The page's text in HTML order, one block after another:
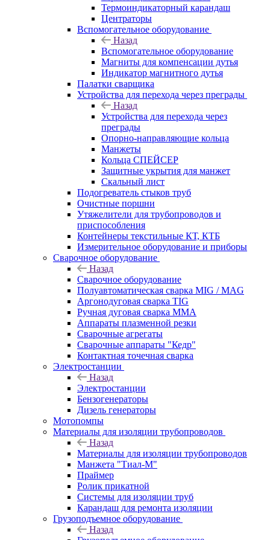
Термоиндикаторный карандаш
Центраторы
Вспомогательное оборудование
Назад
Вспомогательное оборудование
Магниты для компенсации дутья
Индикатор магнитного дутья
Палатки сварщика
Устройства для перехода через преграды
Назад
Устройства для перехода через
преграды
Опорно-направляющие кольца
Манжеты
Кольца СПЕЙСЕР
Защитные укрытия для манжет
Скальный лист
Подогреватель стыков труб
Очистные поршни
Утяжелители для трубопроводов и
приспособления
Контейнеры текстильные КТ, КТБ
Измерительное оборудование и приборы
Сварочное оборудование
Назад
Сварочное оборудование
Полуавтоматическая сварка MIG / MAG
Аргонодуговая сварка TIG
Ручная дуговая сварка ММА
Аппараты плазменной резки
Сварочные агрегаты
Сварочные аппараты "Кедр"
Контактная точечная сварка
Электростанции
Назад
Электростанции
Бензогенераторы
Дизель генераторы
Мотопомпы
Материалы для изоляции трубопроводов
Назад
Материалы для изоляции трубопроводов
Манжета "Тиал-М"
Праймер
Ролик прикатной
Системы для изоляции труб
Карандаш для ремонта изоляции
Грузоподъемное оборудование
Назад